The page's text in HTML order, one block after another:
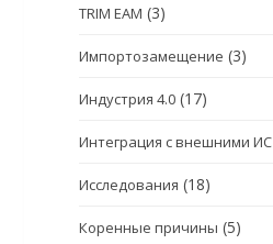
TRIM EAM (3)
Импортозамещение (3)
Индустрия 4.0 (17)
Интеграция с внешними ИС
Исследования (18)
Коренные причины (5)